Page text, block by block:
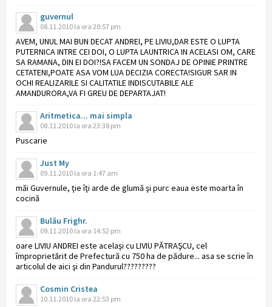
guvernul
08.11.2010 la ora 20:57 pm
AVEM, UNUL MAI BUN DECAT ANDREI, PE LIVIU,DAR ESTE O LUPTA
PUTERNICA INTRE CEI DOI, O LUPTA LAUNTRICA IN ACELASI OM, CARE
SA RAMANA, DIN EI DOI?!SA FACEM UN SONDAJ DE OPINIE PRINTRE
CETATENI,POATE ASA VOM LUA DECIZIA CORECTA!SIGUR SAR IN
OCHI REALIZARILE SI CALITATILE INDISCUTABILE ALE
AMANDURORA,VA FI GREU DE DEPARTAJAT!
Aritmetica... mai simpla
08.11.2010 la ora 23:38 pm
Puscarie
Just My
09.11.2010 la ora 1:47 am
măi Guvernule, ţie îţi arde de glumă şi purc eaua este moarta în
cocină
Bulău Frighr.
09.11.2010 la ora 14:52 pm
oare LIVIU ANDREI este acelaşi cu LIVIU PĂTRAŞCU, cel
împroprietărit de Prefectură cu 750 ha de pădure... asa se scrie în
articolul de aici şi din Pandurul?????????
Cosmin Cristea
10.11.2010 la ora 22:53 pm